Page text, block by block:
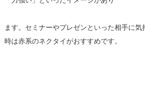
ます。セミナーやプレゼンといった相手に
時は赤系のネクタイがおすすめです。